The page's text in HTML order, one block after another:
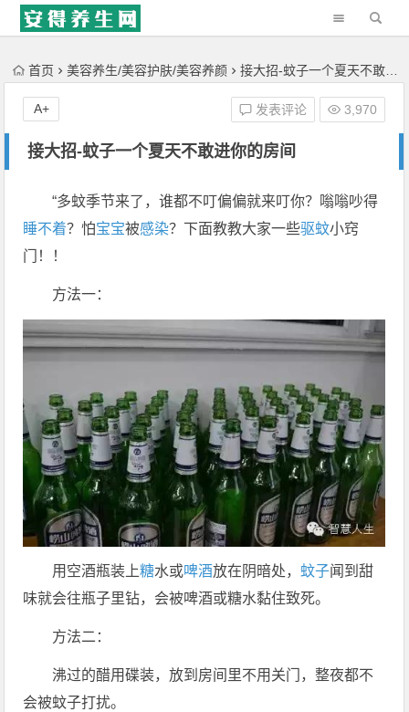
'); })();
首页 美容养生/美容护肤/美容养颜 接大招-蚊子一个夏天不敢进你的房间
接大招-蚊子一个夏天不敢进你的房间
发表评论 3,970
A+
“多蚊季节来了，谁都不叮偏偏就来叮你？嗡嗡吵得
睡不着？怕宝宝被感染？下面教教大家一些驱蚊小窍
门！！
方法一：
用空酒瓶装上糖水或啤酒放在阴暗处， 蚊子闻到甜
味就会往瓶子里钻，会被啤酒或糖水黏住致死。
方法二：
沸过的醋用碟装，放到房间里不用关门，整夜都不
会被蚊子打扰。